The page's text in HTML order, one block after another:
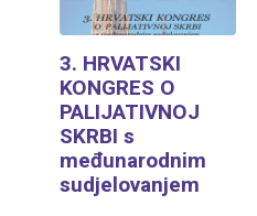
3. HRVATSKI
KONGRES O
PALIJATIVNOJ
SKRBI s
međunarodnim
sudjelovanjem